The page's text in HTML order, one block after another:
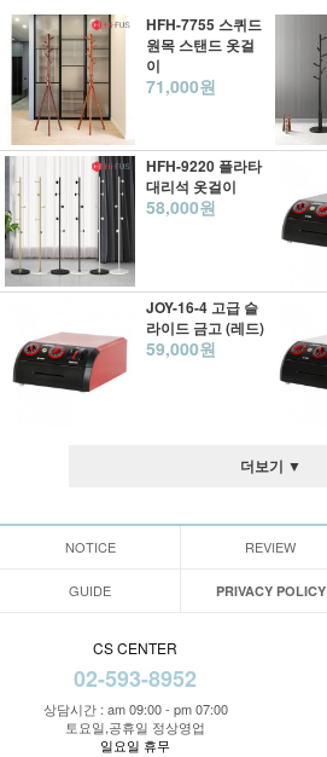
HFH-7755 스퀴드
원목 스탠드 옷걸
이
71,000원
HFH-9220 플라타
대리석 옷걸이
58,000원
JOY-16-4 고급 슬
라이드 금고 (레드)
59,000원
더보기 ▼
NOTICE REVIEW
GUIDE PRIVACY POLICY
CS CENTER
02-593-8952
상담시간 : am 09:00 - pm 07:00
토요일,공휴일 정상영업
일요일 휴무